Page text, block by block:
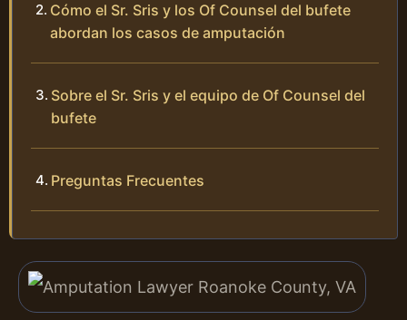
Cómo el Sr. Sris y los Of Counsel del bufete
abordan los casos de amputación
Sobre el Sr. Sris y el equipo de Of Counsel del
bufete
Preguntas Frecuentes